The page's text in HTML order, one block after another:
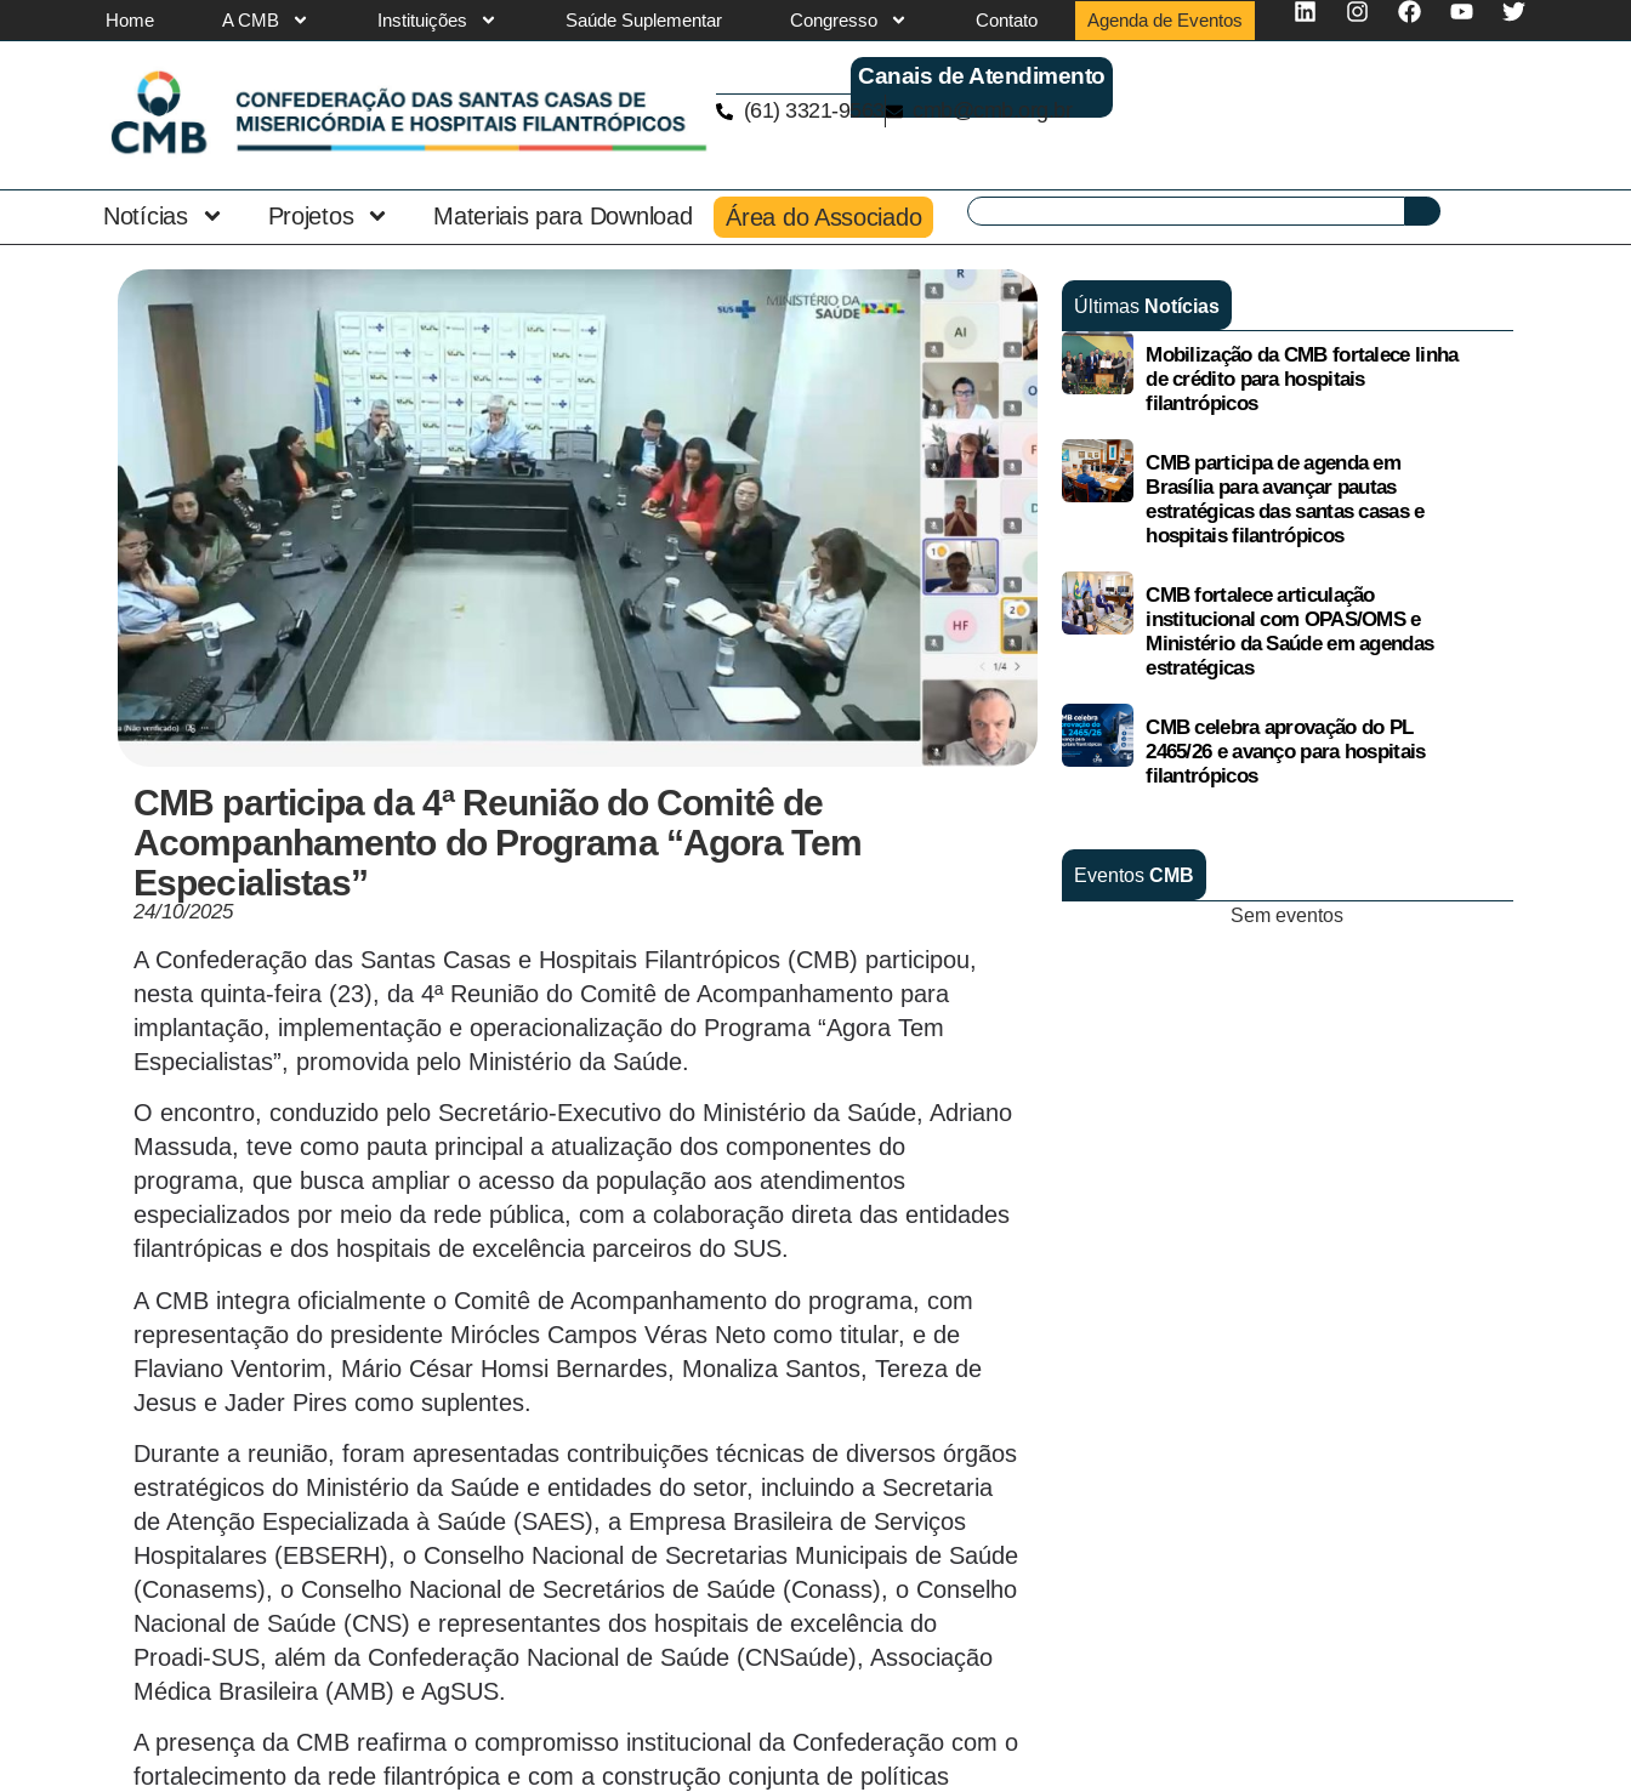
Home A CMB Instituições Saúde Suplementar Congresso Contato Agenda de Eventos
Canais de Atendimento
(61) 3321-9563 cmb@cmb.org.br
Notícias Projetos Materiais para Download Área do Associado
CMB participa da 4ª Reunião do Comitê de
Acompanhamento do Programa “Agora Tem
Especialistas”
24/10/2025
A Confederação das Santas Casas e Hospitais Filantrópicos (CMB) participou,
nesta quinta-feira (23), da 4ª Reunião do Comitê de Acompanhamento para
implantação, implementação e operacionalização do Programa “Agora Tem
Especialistas”, promovida pelo Ministério da Saúde.
O encontro, conduzido pelo Secretário-Executivo do Ministério da Saúde, Adriano
Massuda, teve como pauta principal a atualização dos componentes do
programa, que busca ampliar o acesso da população aos atendimentos
especializados por meio da rede pública, com a colaboração direta das entidades
filantrópicas e dos hospitais de excelência parceiros do SUS.
A CMB integra oficialmente o Comitê de Acompanhamento do programa, com
representação do presidente Mirócles Campos Véras Neto como titular, e de
Flaviano Ventorim, Mário César Homsi Bernardes, Monaliza Santos, Tereza de
Jesus e Jader Pires como suplentes.
Durante a reunião, foram apresentadas contribuições técnicas de diversos órgãos
estratégicos do Ministério da Saúde e entidades do setor, incluindo a Secretaria
de Atenção Especializada à Saúde (SAES), a Empresa Brasileira de Serviços
Hospitalares (EBSERH), o Conselho Nacional de Secretarias Municipais de Saúde
(Conasems), o Conselho Nacional de Secretários de Saúde (Conass), o Conselho
Nacional de Saúde (CNS) e representantes dos hospitais de excelência do
Proadi-SUS, além da Confederação Nacional de Saúde (CNSaúde), Associação
Médica Brasileira (AMB) e AgSUS.
A presença da CMB reafirma o compromisso institucional da Confederação com o
fortalecimento da rede filantrópica e com a construção conjunta de políticas
Últimas Notícias
Mobilização da CMB fortalece linha
de crédito para hospitais
filantrópicos
CMB participa de agenda em
Brasília para avançar pautas
estratégicas das santas casas e
hospitais filantrópicos
CMB fortalece articulação
institucional com OPAS/OMS e
Ministério da Saúde em agendas
estratégicas
CMB celebra aprovação do PL
2465/26 e avanço para hospitais
filantrópicos
Eventos CMB
Sem eventos